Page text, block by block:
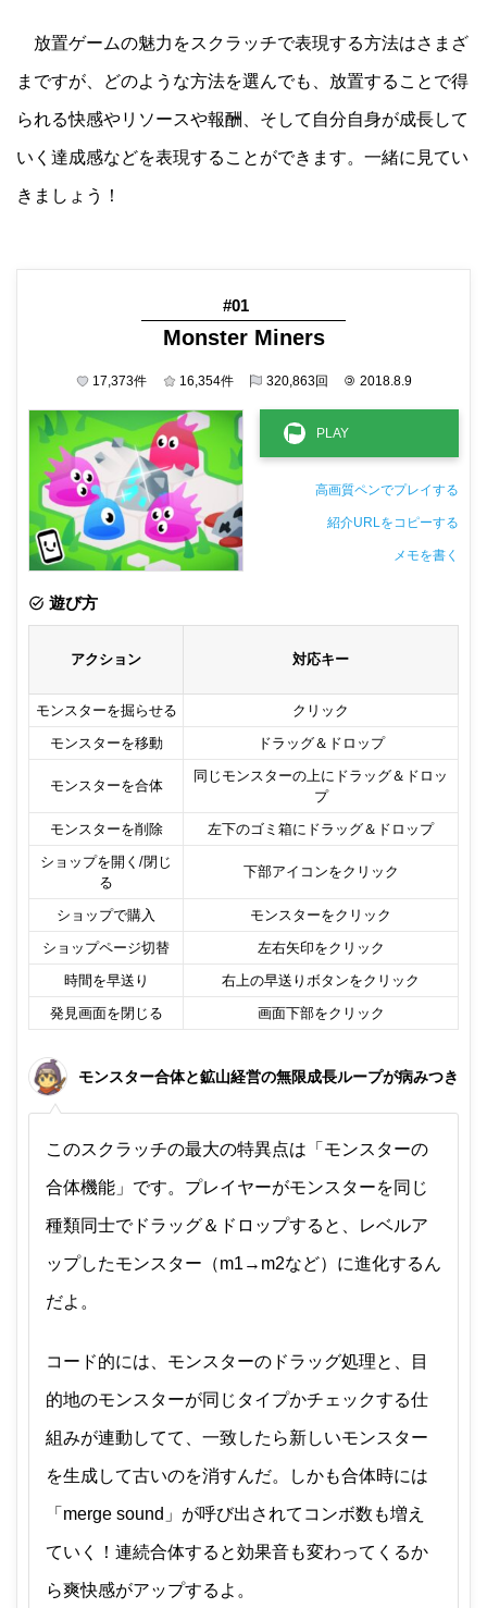
放置ゲームの魅力をスクラッチで表現する方法はさまざ
まですが、どのような方法を選んでも、放置することで得
られる快感やリソースや報酬、そして自分自身が成長して
いく達成感などを表現することができます。一緒に見てい
きましょう！
#01
Monster Miners
17,373件 16,354件 320,863回 © 2018.8.9
高画質ペンでプレイする
紹介URLをコピーする
メモを書く
遊び方
アクション 対応キー
モンスターを掘らせる
クリック
モンスターを移動
ドラッグ＆ドロップ
モンスターを合体
同じモンスターの上にドラッグ＆ドロッ
プ
モンスターを削除
左下のゴミ箱にドラッグ＆ドロップ
ショップを開く/閉じ
る
下部アイコンをクリック
ショップで購入
モンスターをクリック
ショップページ切替
左右矢印をクリック
時間を早送り
右上の早送りボタンをクリック
発見画面を閉じる
画面下部をクリック
モンスター合体と鉱山経営の無限成長ループが病みつき
このスクラッチの最大の特異点は「モンスターの
合体機能」です。プレイヤーがモンスターを同じ
種類同士でドラッグ＆ドロップすると、レベルア
ップしたモンスター（m1→m2など）に進化するん
だよ。
コード的には、モンスターのドラッグ処理と、目
的地のモンスターが同じタイプかチェックする仕
組みが連動してて、一致したら新しいモンスター
を生成して古いのを消すんだ。しかも合体時には
「merge sound」が呼び出されてコンボ数も増え
ていく！連続合体すると効果音も変わってくるか
ら爽快感がアップするよ。